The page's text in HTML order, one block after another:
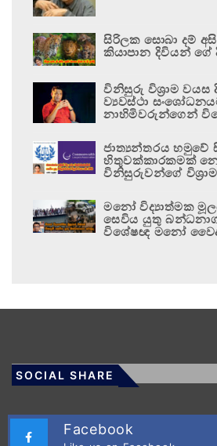
සිරිලක සොබා දම්
කියාපාන දිවියන් ගේ
විනිසුරු විශ්‍රාම වයස
ව්‍යවස්ථා
නාහිමිවරුන්ගෙන්
ජාත්‍යන්තරය හමුවේ
හිතුවක්කාරකමක්
විනිසුරුවන්ගේ
මනෝ විද්‍යාත්මක
සෙවිය යුතු
විශේෂඥ මනෝ
SOCIAL SHARE
Facebook